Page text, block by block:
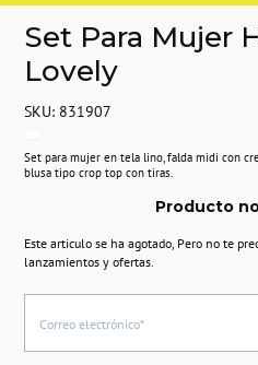
Set Para Mujer
Lovely
SKU: 831907
Set para mujer en tela lino, falda midi con
blusa tipo crop top con tiras.
Producto
Este articulo se ha agotado, Pero no te
lanzamientos y ofertas.
Correo electrónico*